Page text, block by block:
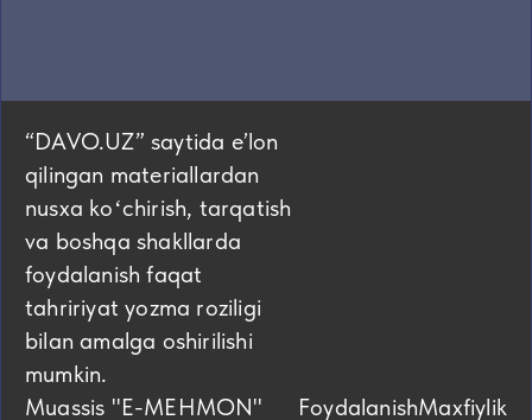
“DAVO.UZ” saytida eʼlon
qilingan materiallardan
nusxa koʻchirish, tarqatish
va boshqa shakllarda
foydalanish faqat
tahririyat yozma roziligi
bilan amalga oshirilishi
mumkin.
Muassis "E-MEHMON"
FoydalanishMaxfiylik